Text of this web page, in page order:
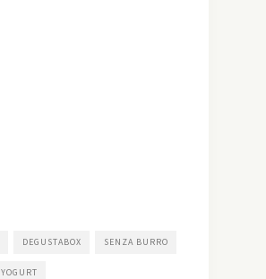
DEGUSTABOX SENZA BURRO
YOGURT